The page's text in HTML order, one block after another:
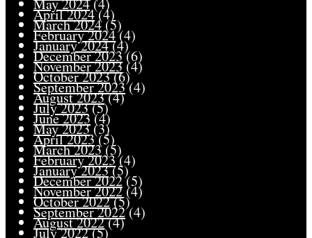
April 2024 (4)
March 2024 (5)
February 2024(4)
January 2024(4)
December 2023(6)
November 2023 (4)
October 2023(6)
September 2023 (4)
August 2023(4)
July 2023(5)
June 2023 (4)
May 2023 (3)
April 2023 (5)
March 2023(5)
February 2023(4)
January 2023(5)
December 2022(5)
November 2022 (4)
October 2022(5)
September 2022(4)
August 2022(4)
July 2022(5)